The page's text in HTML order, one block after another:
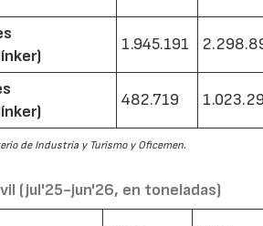
1.945.191
482.719
de Industria y Turismo y Oficemen.
(jul'25-jun'26, en toneladas)